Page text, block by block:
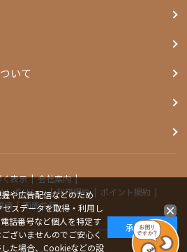
いて
表示
会社案内
トポリシー 利用規約
ポイント規約
境 画面共有
や広告配信などのため
スデータを取得・利用し
話番号など個人を特定す
ざいませんのでご安心く
た場合、Cookieなどの設
承諾する